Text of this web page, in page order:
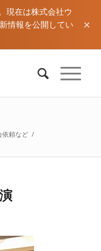
現在は株式会社ウ
情報を公開してい
×
依頼など /